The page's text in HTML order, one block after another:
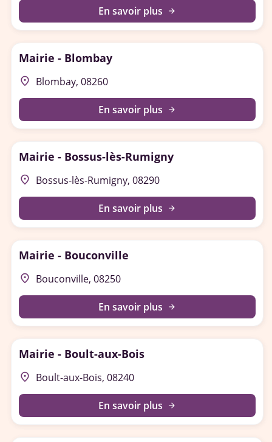
En savoir plus arrow_forward
Mairie - Blombay
place Blombay, 08260
En savoir plus arrow_forward
Mairie - Bossus-lès-Rumigny
place Bossus-lès-Rumigny, 08290
En savoir plus arrow_forward
Mairie - Bouconville
place Bouconville, 08250
En savoir plus arrow_forward
Mairie - Boult-aux-Bois
place Boult-aux-Bois, 08240
En savoir plus arrow_forward